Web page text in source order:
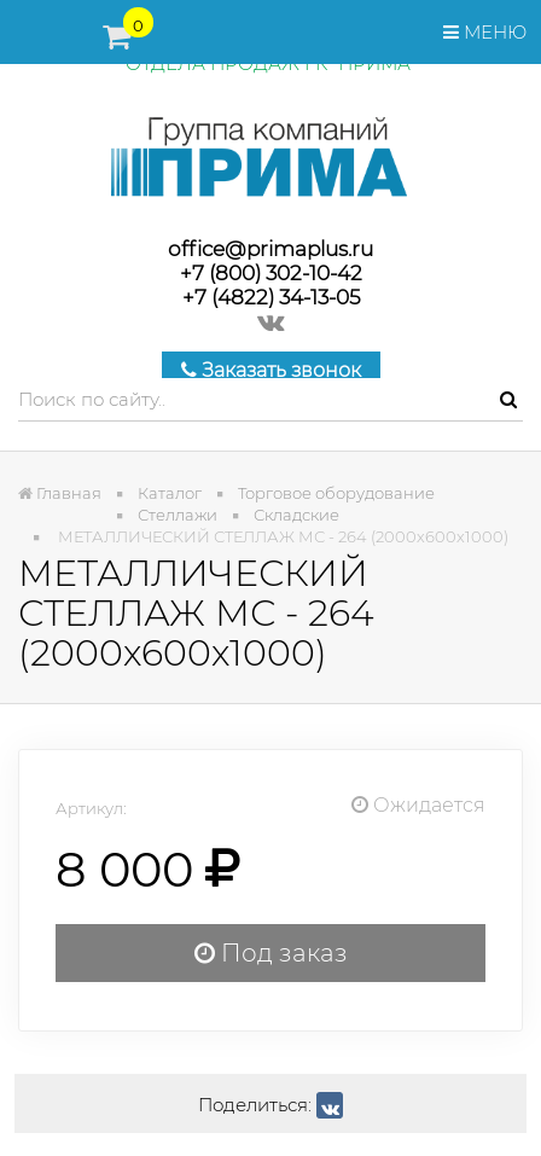
МЕНЮ
0
ПЕРЕД ОФОРМЛЕНИЕМ ЗАКАЗА, СТОИМОСТЬ И СРОКИ
ПОСТАВКИ ТОВАРА УТОЧНЯЙТЕ У МЕНЕДЖЕРОВ
ОТДЕЛА ПРОДАЖ ГК "ПРИМА"
office@primaplus.ru
+7 (800) 302-10-42
+7 (4822) 34-13-05
Заказать звонок
Главная Каталог
Торговое оборудование
Стеллажи
Складские
МЕТАЛЛИЧЕСКИЙ СТЕЛЛАЖ МС - 264 (2000х600х1000)
МЕТАЛЛИЧЕСКИЙ
СТЕЛЛАЖ МС - 264
(2000х600х1000)
Артикул: Ожидается
8 000
Под заказ
Поделиться: